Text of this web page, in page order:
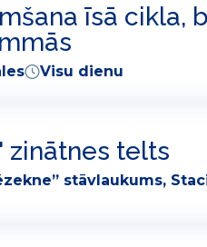
īsā cikla,
Visu dienu
zinātnes telts
stāvlaukums,